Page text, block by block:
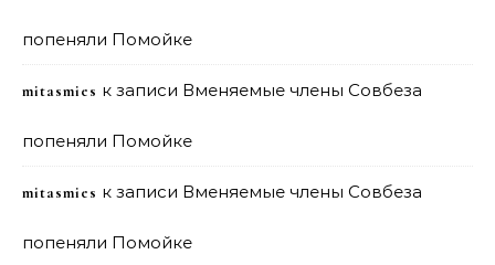
попеняли Помойке
mitasmies к записи Вменяемые члены Совбеза
попеняли Помойке
mitasmies к записи Вменяемые члены Совбеза
попеняли Помойке